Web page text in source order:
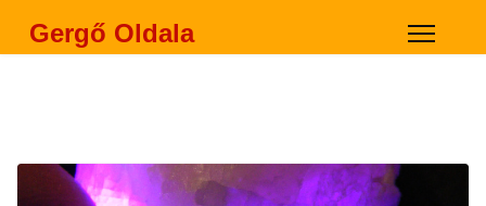
Gergő Oldala